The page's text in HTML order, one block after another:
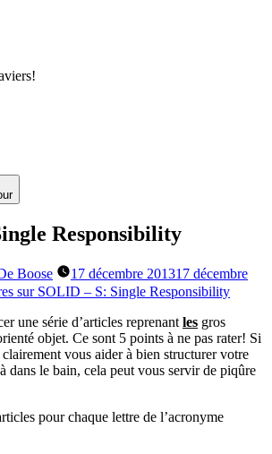
Responsibility
Boose 17 décembre 201317 décembre
sur SOLID – S: Single Responsibility
une série d’articles reprenant les gros
objet. Ce sont 5 points à ne pas rater! Si
vous aider à bien structurer votre
dans le bain, cela peut vous servir de piqûre
pour chaque lettre de l’acronyme